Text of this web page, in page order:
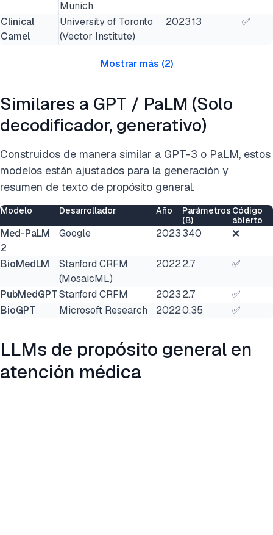
Munich
Clinical
Camel
University of Toronto
(Vector Institute)
202313 ✅
Mostrar más (2)
Similares a GPT / PaLM (Solo
decodificador, generativo)
Construidos de manera similar a GPT-3 o PaLM, estos
modelos están ajustados para la generación y
resumen de texto de propósito general.
Modelo Desarrollador Año
Parámetros
(B)
Código
abierto
Med-PaLM
2
Google 2023340 ❌
BioMedLM
Stanford CRFM
(MosaicML)
20222.7 ✅
PubMedGPTStanford CRFM 20232.7
✅
BioGPT
Microsoft Research 20220.35 ✅
LLMs de propósito general en
atención médica